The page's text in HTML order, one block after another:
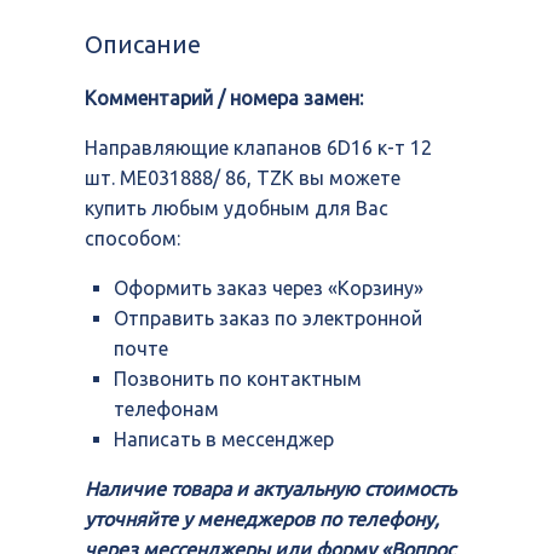
к-
12
ME031888/
TZK
Описание
Комментарий / номера замен:
Направляющие клапанов 6D16 к-т 12
шт. ME031888/ 86, TZK вы можете
купить любым удобным для Вас
способом:
Оформить заказ через «Корзину»
Отправить заказ по электронной
почте
Позвонить по контактным
телефонам
Написать в мессенджер
Наличие товара и актуальную стоимость
уточняйте у менеджеров по телефону,
через мессенджеры или форму «Вопрос